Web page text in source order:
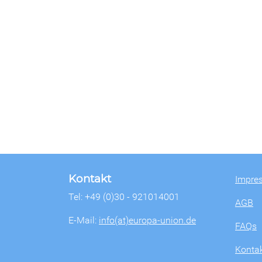
Kontakt
Tel: +49 (0)30 - 921014001
E-Mail: info(at)europa-union.de
AGB
FAQs